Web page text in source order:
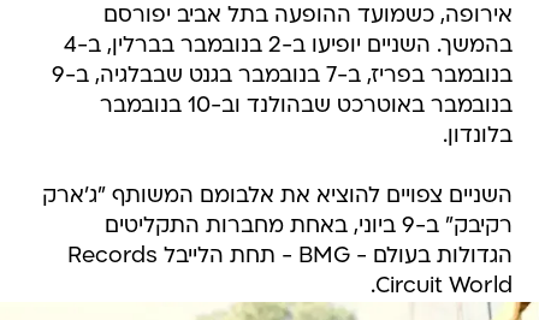
אירופה, כשמועד ההופעה בתל אביב יפורסם
בהמשך. השניים יופיעו ב-2 בנובמבר בברלין, ב-4
בנובמבר בפריז, ב-7 בנובמבר בגנט שבבלגיה, ב-9
בנובמבר באוטרכט שבהולנד וב-10 בנובמבר
בלונדון.
השניים צפויים להוציא את אלבומם המשותף "ג'ארק
רקיבק" ב-9 ביוני, באחת מחברות התקליטים
הגדולות בעולם - BMG - תחת הלייבל Records
Circuit World.